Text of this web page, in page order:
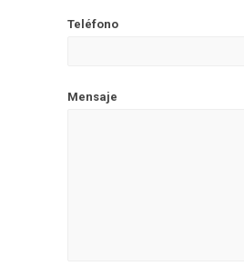
Teléfono
Mensaje